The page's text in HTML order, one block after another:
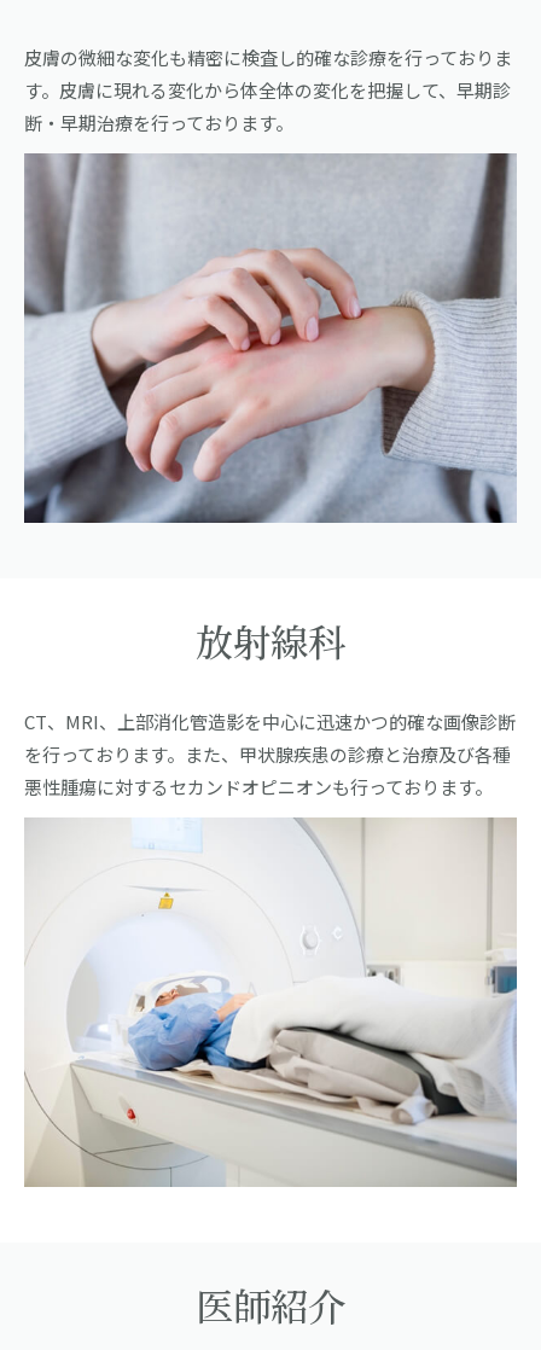
皮膚の微細な変化も精密に検査し的確な診療を行っておりま
す。皮膚に現れる変化から体全体の変化を把握して、早期診
断・早期治療を行っております。
放射線科
CT、MRI、上部消化管造影を中心に迅速かつ的確な画像診断
を行っております。また、甲状腺疾患の診療と治療及び各種
悪性腫瘍に対するセカンドオピニオンも行っております。
医師紹介